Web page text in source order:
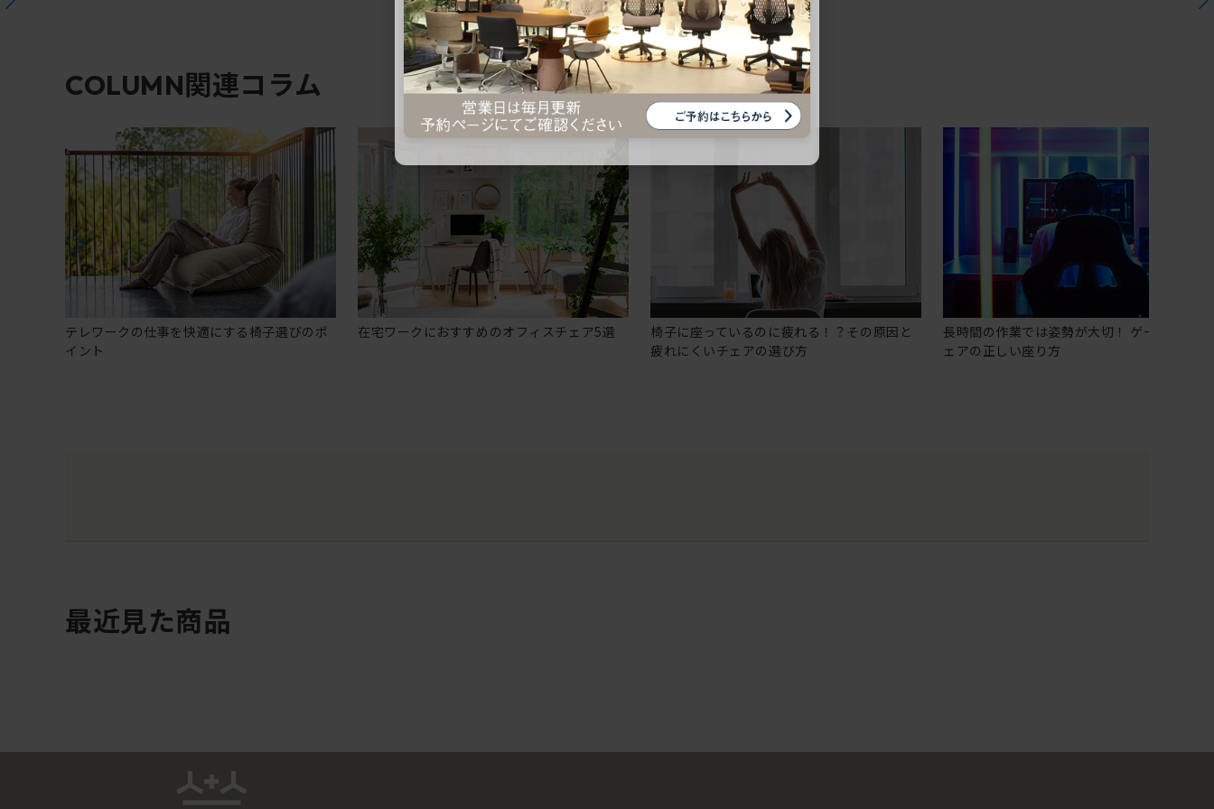
COLUMN関連コラム
テレワークの仕事を快適にする椅子選びのポ
イント
在宅ワークにおすすめのオフィスチェア5選
椅子に座っているのに疲れる！？その原因と
疲れにくいチェアの選び方
長時間の作業では姿勢が大切！ ゲーミングチ
ェアの正しい座り方
最近見た商品